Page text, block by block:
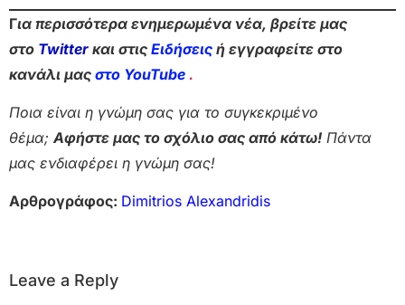
Για περισσότερα ενημερωμένα νέα, βρείτε μας
στο Twitter και στις Ειδήσεις ή εγγραφείτε στο
κανάλι μας στο YouTube .
Ποια είναι η γνώμη σας για το συγκεκριμένο
θέμα;Αφήστε μας το σχόλιο σας από κάτω! Πάντα
μας ενδιαφέρει η γνώμη σας!
Αρθρογράφος: Dimitrios Alexandridis
Leave a Reply